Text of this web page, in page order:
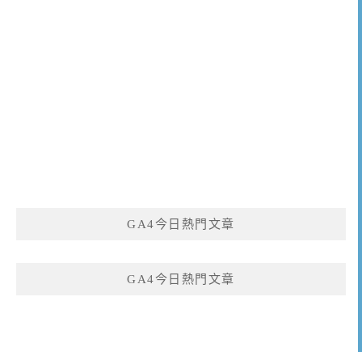
GA4今日熱門文章
GA4今日熱門文章